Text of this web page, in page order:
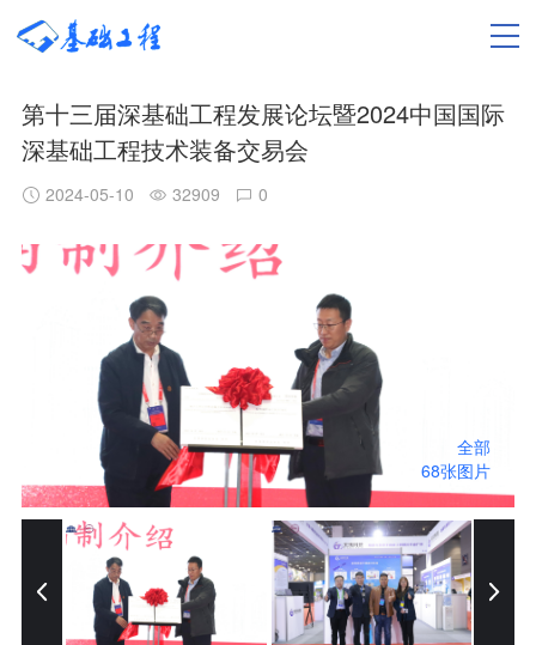
第十三届深基础工程发展论坛暨2024中国国际
深基础工程技术装备交易会
2024-05-10 32909 0
全部
68张图片